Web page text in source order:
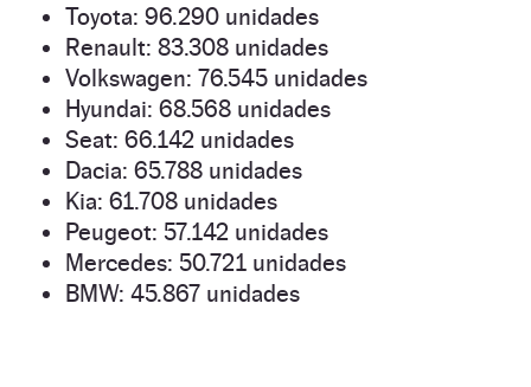
Toyota: 96.290 unidades
Renault: 83.308 unidades
Volkswagen: 76.545 unidades
Hyundai: 68.568 unidades
Seat: 66.142 unidades
Dacia: 65.788 unidades
Kia: 61.708 unidades
Peugeot: 57.142 unidades
Mercedes: 50.721 unidades
BMW: 45.867 unidades